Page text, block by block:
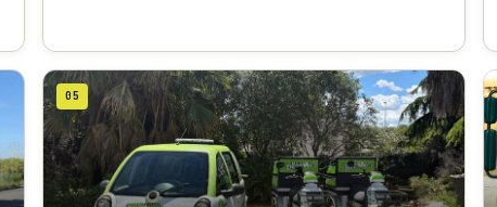
05